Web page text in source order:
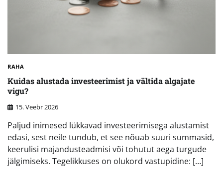
RAHA
Kuidas alustada investeerimist ja vältida algajate
vigu?
15. Veebr 2026
Paljud inimesed lükkavad investeerimisega alustamist
edasi, sest neile tundub, et see nõuab suuri summasid,
keerulisi majandusteadmisi või tohutut aega turgude
jälgimiseks. Tegelikkuses on olukord vastupidine: […]